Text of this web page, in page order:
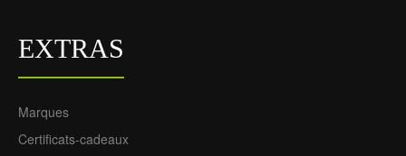
EXTRAS
Marques
Certificats-cadeaux